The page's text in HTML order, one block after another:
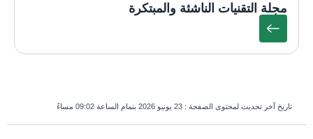
مجلة التقنيات الناشئة والمبتكرة
تاريخ آخر تحديث لمحتوى الصفحة : 23 يونيو 2026 بتمام الساعة 09:02 مساءً